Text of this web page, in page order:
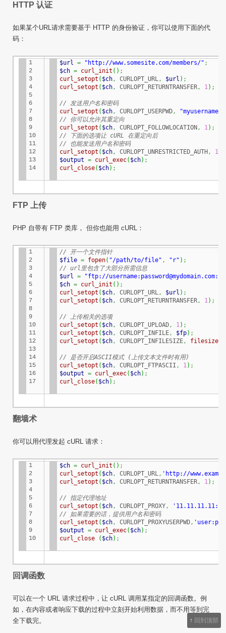
HTTP 认证
如果某个URL请求需要基于 HTTP 的身份验证，你可以使用下面的代
码：
1
2
3
4
5
6
7
8
9
10
11
12
13
14
$url = "http://www.somesite.com/members/" ;
$ch = curl_init ( ) ;
curl_setopt ( $ch, CURLOPT_URL, $url ) ;
curl_setopt ( $ch, CURLOPT_RETURNTRANSFER, 1) ;
// 发送用户名和密码
curl_setopt ( $ch, CURLOPT_USERPWD,
// 你可以允许其重定向
curl_setopt ( $ch, CURLOPT_FOLLOWLOCATION , 1) ;
// 下面的选项让 cURL 在重定向后
// 也能发送用户名和密码
curl_setopt ( $ch, CURLOPT_UNRESTRICTED_AUTH , 1
$output = curl_exec( $ch) ;
curl_close( $ch) ;
FTP 上传
PHP 自带有 FTP 类库， 但你也能用 cURL ：
1
2
3
4
5
6
7
8
9
10
11
12
13
14
15
16
17
// 开一个文件指针
$file = fopen( "/path/to/file" , "r" ) ;
// url里包含了大部分所需信息
$url =
"ftp://
$ch = curl_init ( ) ;
curl_setopt ( $ch, CURLOPT_URL, $url ) ;
curl_setopt ( $ch, CURLOPT_RETURNTRANSFER, 1) ;
// 上传相关的选项
curl_setopt ( $ch, CURLOPT_UPLOAD, 1) ;
curl_setopt ( $ch, CURLOPT_INFILE, $fp) ;
curl_setopt ( $ch, CURLOPT_INFILESIZE, filesize
// 是否开启ASCII模式 (上传文本文件时有用)
curl_setopt ( $ch, CURLOPT_FTPASCII , 1) ;
$output = curl_exec( $ch) ;
curl_close( $ch) ;
翻墙术
你可以用代理发起 cURL 请求：
1
2
3
4
5
6
7
8
9
10
$ch = curl_init ( ) ;
curl_setopt ( $ch, CURLOPT_URL, 'http://
curl_setopt ( $ch, CURLOPT_RETURNTRANSFER, 1) ;
// 指定代理地址
curl_setopt ( $ch, CURLOPT_PROXY,
// 如果需要的话，提供用户名和密码
curl_setopt ( $ch, CURLOPT_PROXYUSERPWD,
$output = curl_exec( $ch) ;
curl_close
( $ch) ;
回调函数
可以在一个 URL 请求过程中，让 cURL 调用某指定的回调函数。例
如，在内容或者响应下载的过程中立刻开始利用数据，而不用等到完
全下载完。
↑ 回到顶部